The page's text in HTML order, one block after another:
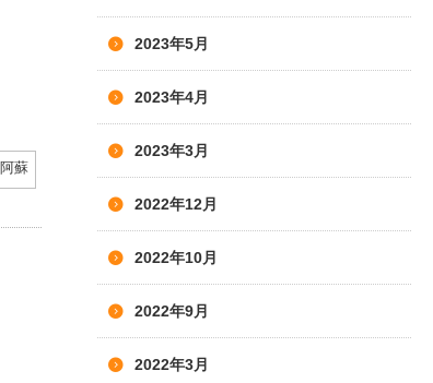
阿蘇
2023年5月
2023年4月
2023年3月
2022年12月
2022年10月
2022年9月
2022年3月